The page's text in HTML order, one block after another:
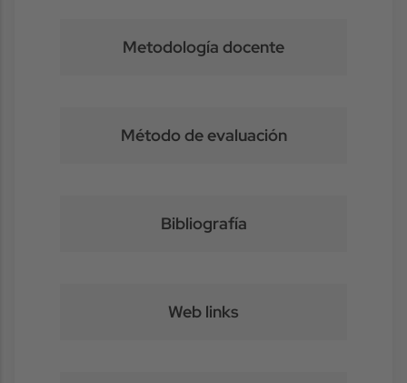
Metodología docente
Método de evaluación
Bibliografía
Web links